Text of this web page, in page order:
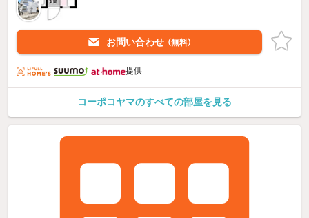
お問い合わせ （無料）
提供
コーポコヤマのすべての部屋を見る